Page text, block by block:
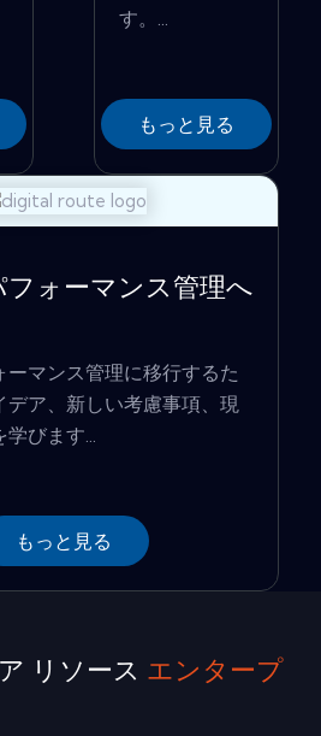
す。...
もっと見る
フォーマンス管理へ
ーマンス管理に移行するた
デア、新しい考慮事項、現
びます...
もっと見る
リソース エンタープ